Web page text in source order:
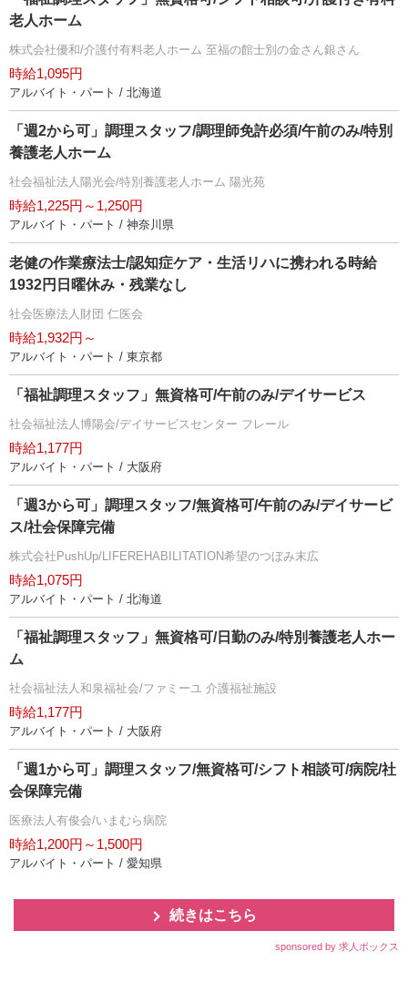
老人ホーム
株式会社優和/介護付有料老人ホーム 至福の館士別の金さん銀さん
時給1,095円
アルバイト・パート / 北海道
「週2から可」調理スタッフ/調理師免許必須/午前のみ/特別
養護老人ホーム
社会福祉法人陽光会/特別養護老人ホーム 陽光苑
時給1,225円～1,250円
アルバイト・パート / 神奈川県
老健の作業療法士/認知症ケア・生活リハに携われる時給
1932円日曜休み・残業なし
社会医療法人財団 仁医会
時給1,932円～
アルバイト・パート / 東京都
「福祉調理スタッフ」無資格可/午前のみ/デイサービス
社会福祉法人博陽会/デイサービスセンター フレール
時給1,177円
アルバイト・パート / 大阪府
「週3から可」調理スタッフ/無資格可/午前のみ/デイサービ
ス/社会保障完備
株式会社PushUp/LIFEREHABILITATION希望のつぼみ末広
時給1,075円
アルバイト・パート / 北海道
「福祉調理スタッフ」無資格可/日勤のみ/特別養護老人ホー
ム
社会福祉法人和泉福祉会/ファミーユ 介護福祉施設
時給1,177円
アルバイト・パート / 大阪府
「週1から可」調理スタッフ/無資格可/シフト相談可/病院/社
会保障完備
医療法人有俊会/いまむら病院
時給1,200円～1,500円
アルバイト・パート / 愛知県
続きはこちら
sponsored by 求人ボックス